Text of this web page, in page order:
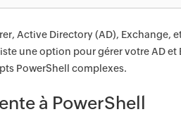
Active Directory (AD), Exchange,
une option pour gérer votre AD et
PowerShell complexes.
à PowerShell